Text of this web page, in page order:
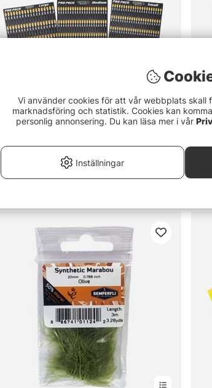
Professional JC Pro Pack Natural
Vi använder cookies för att vår webbplats skall
marknadsföring och statistik. Cookies kan
personlig annonsering. Du kan läsa mer i vår
Inställningar